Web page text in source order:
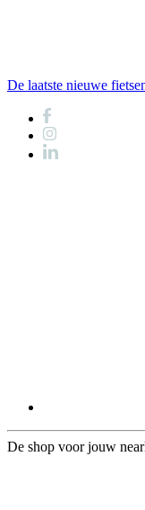
De laatste nieuwe
De shop voor jouw